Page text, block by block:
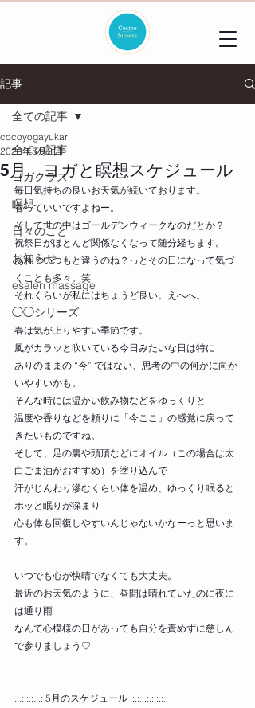
記事
全ての記事
ヨガクラス
瞑想
日々のこと
お知らせ
esalen massage
◯◯シリーズ
全ての記事
5月 ヨガと瞑想スケジュール
cocoyogayukari
2023年5月2日
毎日気持ちの良いお天気が続いております。
春っていいですよねー。
そして世の中はゴールデンウィークなのだとか？
祝祭日がほとんど関係なくなって随分経ちます。
あれ？いつもと違うのね？っとその日になって気づ
くことも多々。笑
それくらいが私にはちょうど良い。えへへ。
春は気が上りやすい季節です。
風がカラッと吹いている今日みたいな日は特に
ありのままの “今” ではない、思考の中の何かに向か
いやすいかも。
そんな時には温かい飲み物などをゆっくりと
温度や香りなどを頼りに「今ここ」の感覚に戻って
きたいものですね。
そして、足の裏や頭頂などにオイル（この場合は太
白ごま油がおすすめ）を塗り込んで
汗がじんわり滲むくらい体を温め、ゆっくり眠ると
ホッと眠りが深まり
心も体も回復しやすいんじゃないかなーっと思いま
す。
いつでも心が快晴でなくても大丈夫。
最近のお天気のように、昼間は晴れていたのに夜に
は通り雨
なんて心模様の日があっても自分を責めずに慈しん
で参りましょう♡
.:.:.:.:.:.: 5月のスケジュール .:.:.:.:.:.:.:.: